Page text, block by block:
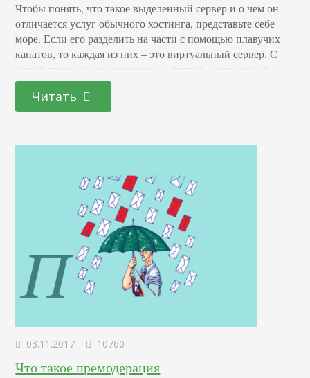
Чтобы понять, что такое выделенный сервер и о чем он
отличается услуг обычного хостинга, представьте себе
море. Если его разделить на части с помощью плавучих
канатов, то каждая из них – это виртуальный сервер. С
одной стороны, он автономен, с другой – если вода в
море нагреется или остынет, это же неизбежно случится и
с выделенной частью. Выделенный же сервер…
Читать
03.11.2017 10760
Что такое премодерация